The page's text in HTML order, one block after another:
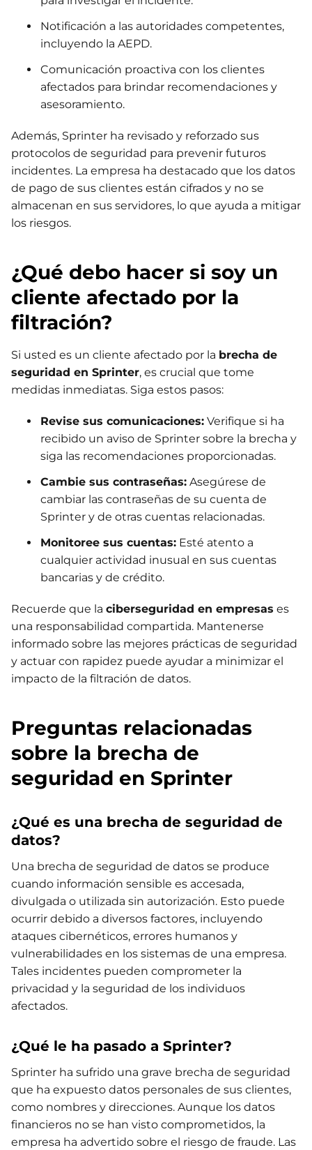
Notificación a las autoridades competentes,
incluyendo la AEPD.
Comunicación proactiva con los clientes
afectados para brindar recomendaciones y
asesoramiento.
Además, Sprinter ha revisado y reforzado sus
protocolos de seguridad para prevenir futuros
incidentes. La empresa ha destacado que los datos
de pago de sus clientes están cifrados y no se
almacenan en sus servidores, lo que ayuda a mitigar
los riesgos.
¿Qué debo hacer si soy un
cliente afectado por la
filtración?
Si usted es un cliente afectado por la brecha de
seguridad en Sprinter, es crucial que tome
medidas inmediatas. Siga estos pasos:
Revise sus comunicaciones: Verifique si ha
recibido un aviso de Sprinter sobre la brecha y
siga las recomendaciones proporcionadas.
Cambie sus contraseñas: Asegúrese de
cambiar las contraseñas de su cuenta de
Sprinter y de otras cuentas relacionadas.
Monitoree sus cuentas: Esté atento a
cualquier actividad inusual en sus cuentas
bancarias y de crédito.
Recuerde que la ciberseguridad en empresas es
una responsabilidad compartida. Mantenerse
informado sobre las mejores prácticas de seguridad
y actuar con rapidez puede ayudar a minimizar el
impacto de la filtración de datos.
Preguntas relacionadas
sobre la brecha de
seguridad en Sprinter
¿Qué es una brecha de seguridad de
datos?
Una brecha de seguridad de datos se produce
cuando información sensible es accesada,
divulgada o utilizada sin autorización. Esto puede
ocurrir debido a diversos factores, incluyendo
ataques cibernéticos, errores humanos y
vulnerabilidades en los sistemas de una empresa.
Tales incidentes pueden comprometer la
privacidad y la seguridad de los individuos
afectados.
¿Qué le ha pasado a Sprinter?
Sprinter ha sufrido una grave brecha de seguridad
que ha expuesto datos personales de sus clientes,
como nombres y direcciones. Aunque los datos
financieros no se han visto comprometidos, la
empresa ha advertido sobre el riesgo de fraude. Las